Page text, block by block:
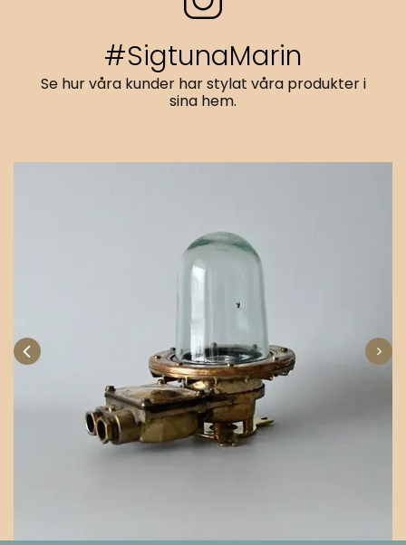
#SigtunaMarin
Se hur våra kunder har stylat våra produkter i
sina hem.